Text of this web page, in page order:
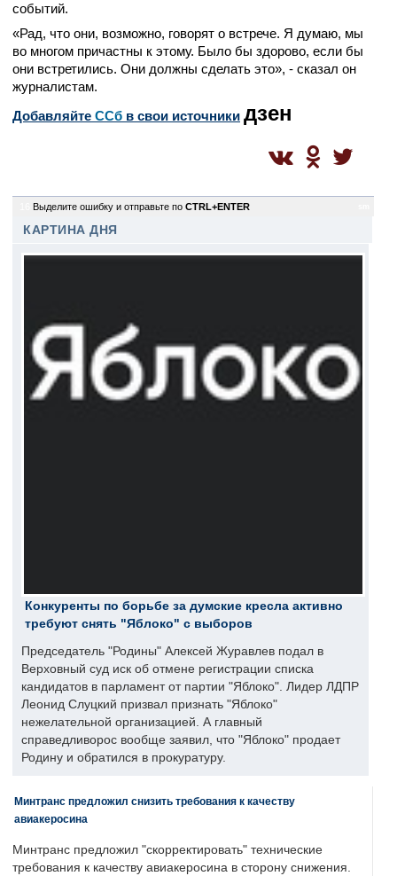
событий.
«Рад, что они, возможно, говорят о встрече. Я думаю, мы
во многом причастны к этому. Было бы здорово, если бы
они встретились. Они должны сделать это», - сказал он
журналистам.
Добавляйте CСб в свои источники дзен
Выделите ошибку и отправьте по CTRL+ENTER
КАРТИНА ДНЯ
Конкуренты по борьбе за думские кресла активно
требуют снять "Яблоко" с выборов
Председатель "Родины" Алексей Журавлев подал в
Верховный суд иск об отмене регистрации списка
кандидатов в парламент от партии "Яблоко". Лидер ЛДПР
Леонид Слуцкий призвал признать "Яблоко"
нежелательной организацией. А главный
справедливорос вообще заявил, что "Яблоко" продает
Родину и обратился в прокуратуру.
Минтранс предложил снизить требования к качеству
авиакеросина
Минтранс предложил "скорректировать" технические
требования к качеству авиакеросина в сторону снижения.